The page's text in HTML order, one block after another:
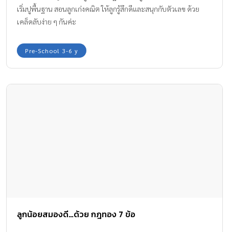
เริ่มปูพื้นฐาน สอนลูกเก่งคณิต ให้ลูกรู้สึกดีและสนุกกับตัวเลข ด้วย
เคล็ดลับง่าย ๆ กันค่ะ
Pre-School 3-6 y
ลูกน้อยสมองดี…ด้วย กฎทอง 7 ข้อ